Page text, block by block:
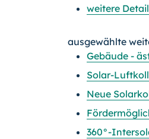
weitere
ausgewählte
Gebäude -
Solar-
Neue
360°-